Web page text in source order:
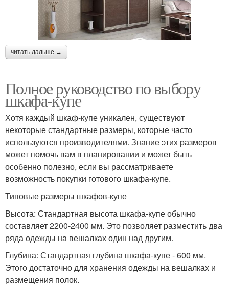
читать дальше →
Полное руководство по выбору
шкафа-купе
Хотя каждый шкаф-купе уникален, существуют
некоторые стандартные размеры, которые часто
используются производителями. Знание этих размеров
может помочь вам в планировании и может быть
особенно полезно, если вы рассматриваете
возможность покупки готового шкафа-купе.
Типовые размеры шкафов-купе
Высота: Стандартная высота шкафа-купе обычно
составляет 2200-2400 мм. Это позволяет разместить два
ряда одежды на вешалках один над другим.
Глубина: Стандартная глубина шкафа-купе - 600 мм.
Этого достаточно для хранения одежды на вешалках и
размещения полок.